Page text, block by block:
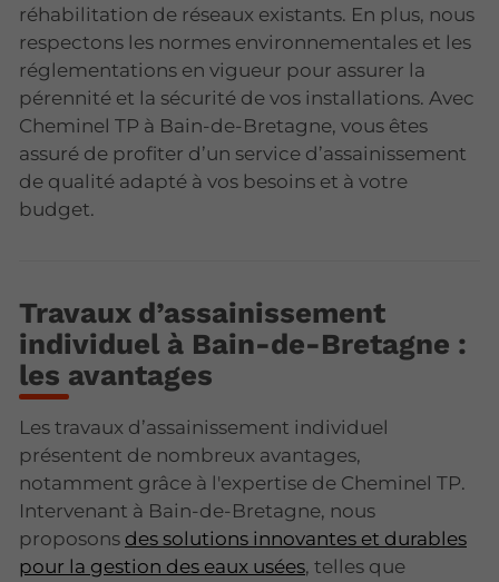
réhabilitation de réseaux existants. En plus, nous
respectons les normes environnementales et les
réglementations en vigueur pour assurer la
pérennité et la sécurité de vos installations. Avec
Cheminel TP à Bain-de-Bretagne, vous êtes
assuré de profiter d’un service d’assainissement
de qualité adapté à vos besoins et à votre
budget.
Travaux d’assainissement
individuel à Bain-de-Bretagne :
les avantages
Les travaux d’assainissement individuel
présentent de nombreux avantages,
notamment grâce à l'expertise de Cheminel TP.
Intervenant à Bain-de-Bretagne, nous
proposons des solutions innovantes et durables
pour la gestion des eaux usées, telles que